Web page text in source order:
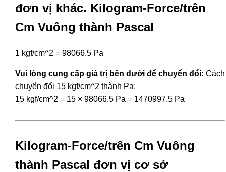
đơn vị khác. Kilogram-Force/trên
Cm Vuông thành Pascal
1 kgf/cm^2 = 98066.5 Pa
Vui lòng cung cấp giá trị bên dưới để chuyển đổi: Cách
chuyển đổi 15 kgf/cm^2 thành Pa:
15 kgf/cm^2 = 15 × 98066.5 Pa = 1470997.5 Pa
Kilogram-Force/trên Cm Vuông
thành Pascal đơn vị cơ sở